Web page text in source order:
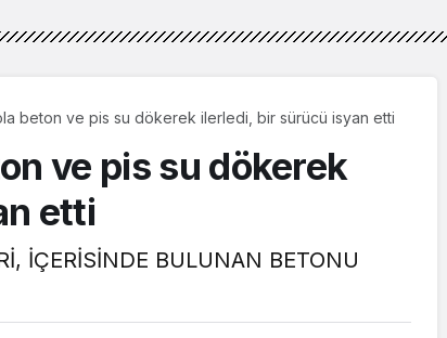
beton ve pis su dökerek ilerledi, bir sürücü isyan etti
ve pis su dökerek
etti
İÇERİSİNDE BULUNAN BETONU